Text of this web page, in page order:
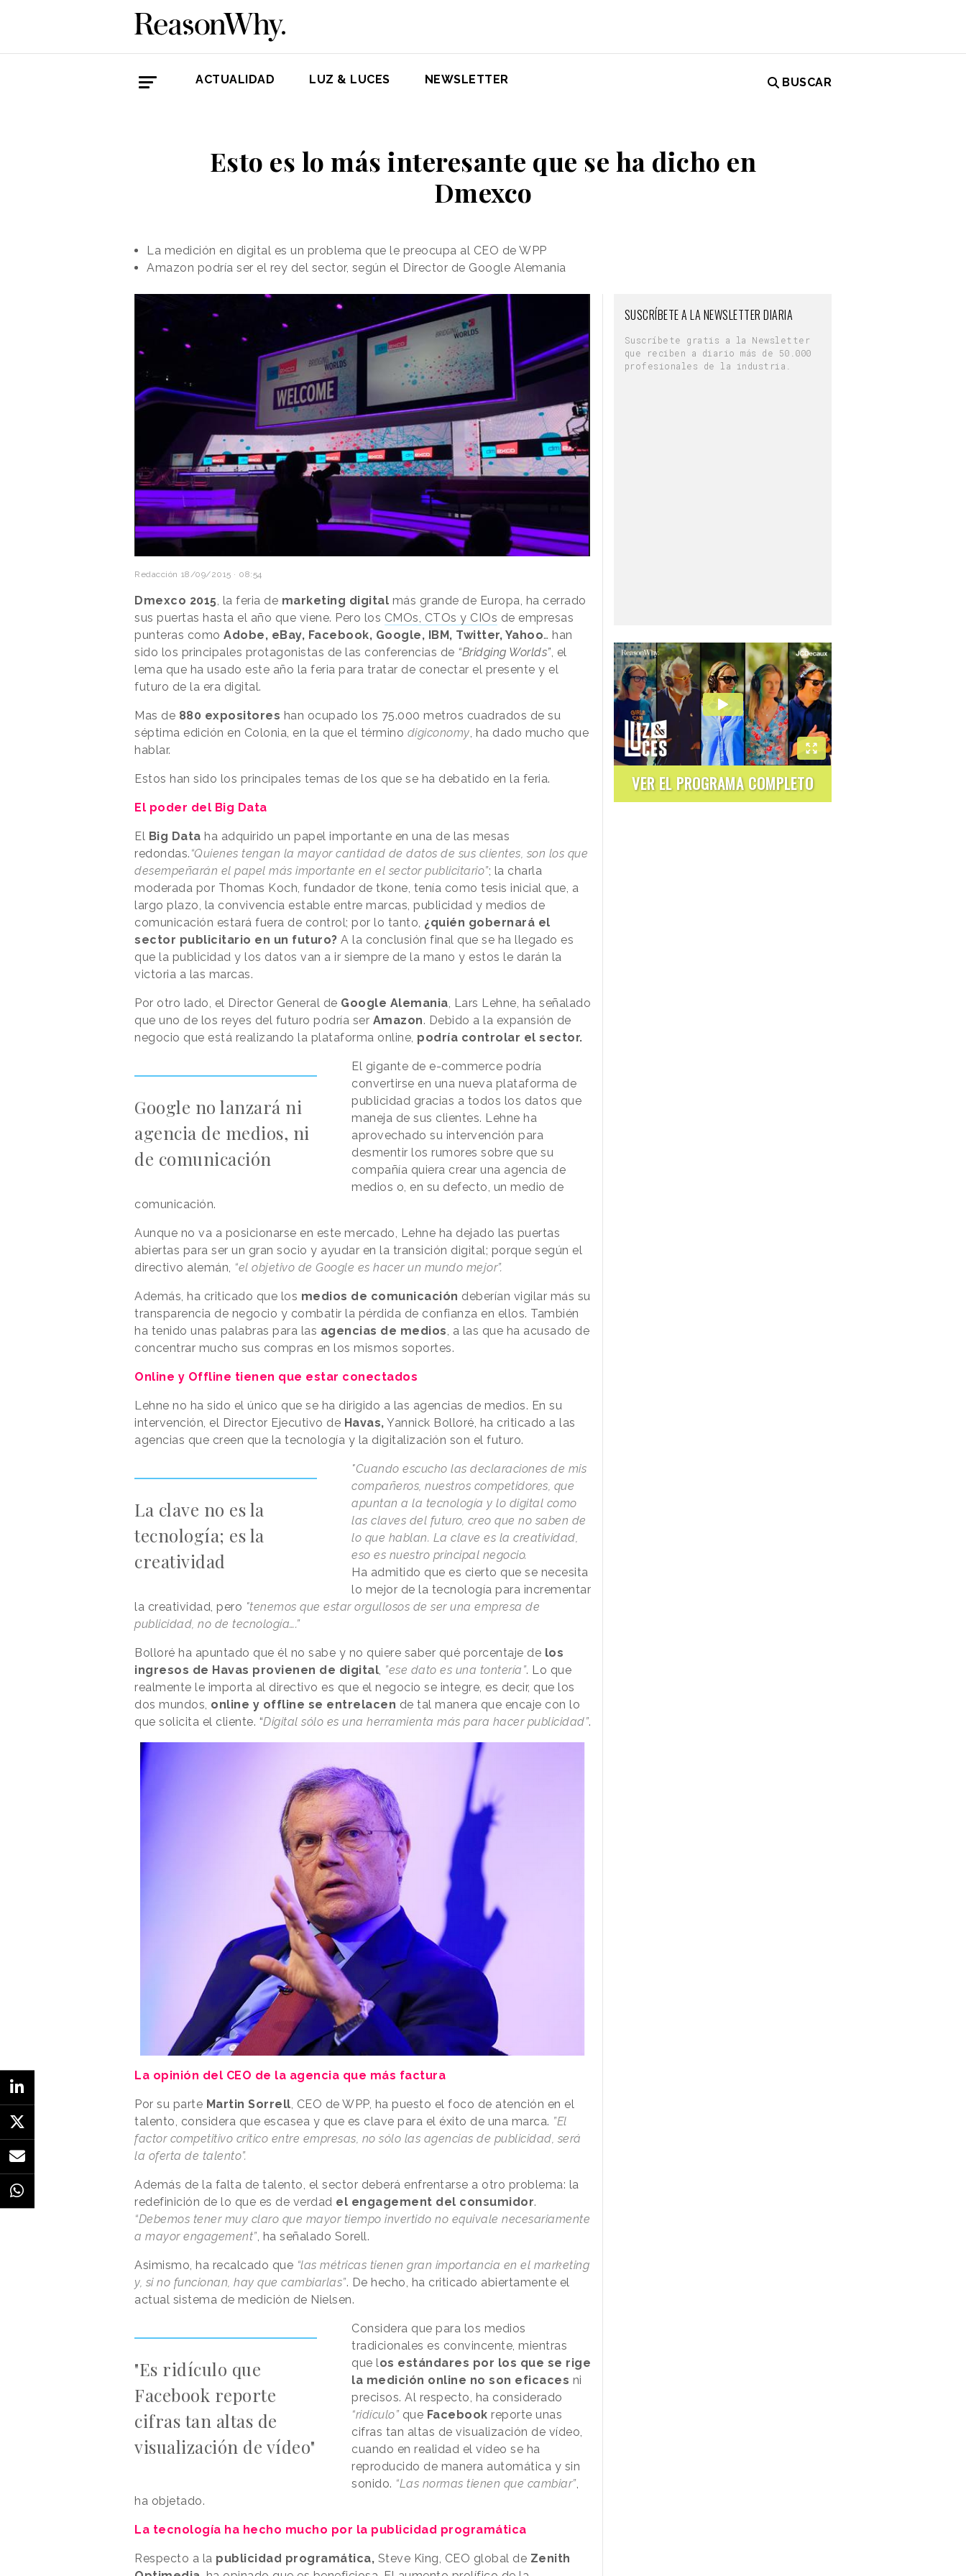
ACTUALIDAD LUZ & LUCES NEWSLETTER BUSCAR
Esto es lo más interesante que se ha dicho en
Dmexco
La medición en digital es un problema que le preocupa al CEO de WPP
Amazon podría ser el rey del sector, según el Director de Google Alemania
Redacción 18/09/2015 · 08:54
Dmexco 2015 , la feria de marketing digital más grande de Europa, ha cerrado
sus puertas hasta el año que viene. Pero los CMOs, CTOs y CIOs de empresas
punteras como Adobe, eBay, Facebook, Google, IBM, Twitter, Yahoo… han
sido los principales protagonistas de las conferencias de “Bridging Worlds”, el
lema que ha usado este año la feria para tratar de conectar el presente y el
futuro de la era digital.
Mas de 880 expositores han ocupado los 75.000 metros cuadrados de su
séptima edición en Colonia, en la que el término digiconomy , ha dado mucho que
hablar.
Estos han sido los principales temas de los que se ha debatido en la feria.
El poder del Big Data
El Big Data ha adquirido un papel importante en una de las mesas
redondas. “Quienes tengan la mayor cantidad de datos de sus clientes, son los que
desempeñarán el papel más importante en el sector publicitario”; la charla
moderada por Thomas Koch, fundador de tkone, tenía como tesis inicial que, a
largo plazo, la convivencia estable entre marcas, publicidad y medios de
comunicación estará fuera de control; por lo tanto, ¿quién gobernará el
sector publicitario en un futuro? A la conclusión final que se ha llegado es
que la publicidad y los datos van a ir siempre de la mano y estos le darán la
victoria a las marcas.
Por otro lado, el Director General de Google Alemania , Lars Lehne, ha señalado
que uno de los reyes del futuro podría ser Amazon. Debido a la expansión de
negocio que está realizando la plataforma online, podría controlar el sector.
Google no lanzará ni
agencia de medios, ni
de comunicación
El gigante de e-commerce podría
convertirse en una nueva plataforma de
publicidad gracias a todos los datos que
maneja de sus clientes. Lehne ha
aprovechado su intervención para
desmentir los rumores sobre que su
compañía quiera crear una agencia de
medios o, en su defecto, un medio de
comunicación.
Aunque no va a posicionarse en este mercado, Lehne ha dejado las puertas
abiertas para ser un gran socio y ayudar en la transición digital; porque según el
directivo alemán, “el objetivo de Google es hacer un mundo mejor”.
Además, ha criticado que los medios de comunicación deberían vigilar más su
transparencia de negocio y combatir la pérdida de confianza en ellos. También
ha tenido unas palabras para las agencias de medios , a las que ha acusado de
concentrar mucho sus compras en los mismos soportes.
Online y Offline tienen que estar conectados
Lehne no ha sido el único que se ha dirigido a las agencias de medios. En su
intervención, el Director Ejecutivo de Havas, Yannick Bolloré, ha criticado a las
agencias que creen que la tecnología y la digitalización son el futuro.
La clave no es la
tecnología; es la
creatividad
"Cuando escucho las declaraciones de mis
compañeros, nuestros competidores, que
apuntan a la tecnología y lo digital como
las claves del futuro, creo que no saben de
lo que hablan. La clave es la creatividad,
eso es nuestro principal negocio.
Ha admitido que es cierto que se necesita
lo mejor de la tecnología para incrementar
la creatividad, pero "tenemos que estar orgullosos de ser una empresa de
publicidad, no de tecnología….”
Bolloré ha apuntado que él no sabe y no quiere saber qué porcentaje de los
ingresos de Havas provienen de digital ”ese dato es una tontería”. Lo que
realmente le importa al directivo es que el negocio se integre, es decir, que los
dos mundos, online y offline se entrelacen de tal manera que encaje con lo
que solicita el cliente. “Digital sólo es una herramienta más para hacer publicidad”.
La opinión del CEO de la agencia que más factura
Por su parte Martin Sorrell , CEO de WPP, ha puesto el foco de atención en el
talento, considera que escasea y que es clave para el éxito de una marca. ”El
factor competitivo crítico entre empresas, no sólo las agencias de publicidad, será
la oferta de talento”.
Además de la falta de talento, el sector deberá enfrentarse a otro problema: la
redefinición de lo que es de verdad el engagement del consumidor.
“Debemos tener muy claro que mayor tiempo invertido no equivale necesariamente
a mayor engagement”, ha señalado Sorell.
Asimismo, ha recalcado que “las métricas tienen gran importancia en el marketing
y, si no funcionan, hay que cambiarlas”. De hecho, ha criticado abiertamente el
actual sistema de medición de Nielsen.
"Es ridículo que
Facebook reporte
cifras tan altas de
visualización de vídeo"
Considera que para los medios
tradicionales es convincente, mientras
que l os estándares por los que se rige
la medición online no son eficaces ni
precisos. Al respecto, ha considerado
“ridículo”que Facebook reporte unas
cifras tan altas de visualización de vídeo,
cuando en realidad el vídeo se ha
reproducido de manera automática y sin
sonido. “Las normas tienen que cambiar”,
ha objetado.
La tecnología ha hecho mucho por la publicidad programática
Respecto a la publicidad programática, Steve King, CEO global de Zenith
SUSCRÍBETE A LA NEWSLETTER DIARIA
Suscríbete gratis a la Newsletter
que reciben a diario más de 50.000
profesionales de la industria.
VER EL PROGRAMA COMPLETO